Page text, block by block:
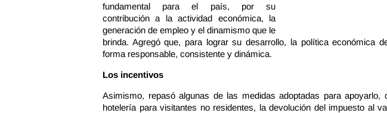
fundamental para el país, por su
contribución a la actividad económica, la
generación de empleo y el dinamismo que le
brinda. Agregó que, para lograr su desarrollo, la política económica
forma responsable, consistente y dinámica.
Los incentivos
Asimismo, repasó algunas de las medidas adoptadas para
hotelería para visitantes no residentes, la devolución del impuesto al